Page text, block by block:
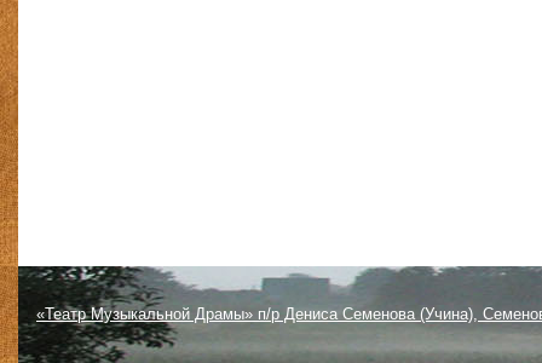
«Театр Музыкальной Драмы» п/р Дениса Семенова (Учина),